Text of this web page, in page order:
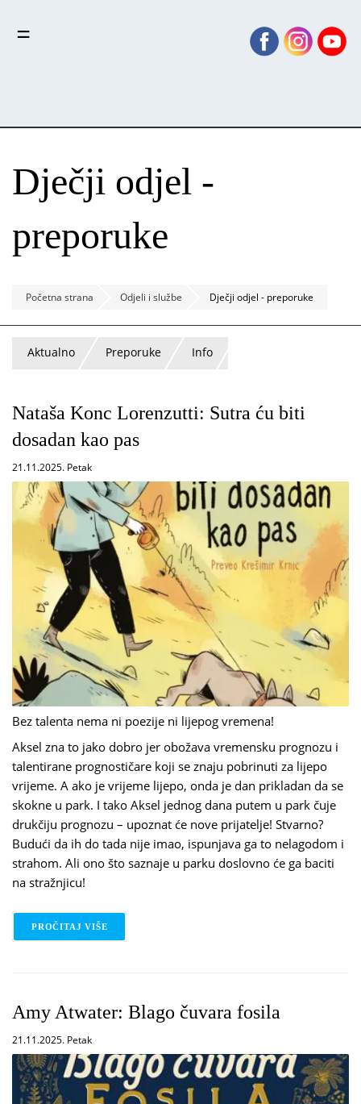
Dječji odjel -
preporuke
Početna strana Odjeli i službe Dječji odjel - preporuke
Aktualno Preporuke Info
Nataša Konc Lorenzutti: Sutra ću biti
dosadan kao pas
21.11.2025. Petak
Bez talenta nema ni poezije ni lijepog vremena!
Aksel zna to jako dobro jer obožava vremensku prognozu i
talentirane prognostičare koji se znaju pobrinuti za lijepo
vrijeme. A ako je vrijeme lijepo, onda je dan prikladan da se
skokne u park. I tako Aksel jednog dana putem u park čuje
drukčiju prognozu – upoznat će nove prijatelje! Stvarno?
Budući da ih do tada nije imao, ispunjava ga to nelagodom i
strahom. Ali ono što saznaje u parku doslovno će ga baciti
na stražnjicu!
PROČITAJ VIŠE
Amy Atwater: Blago čuvara fosila
21.11.2025. Petak